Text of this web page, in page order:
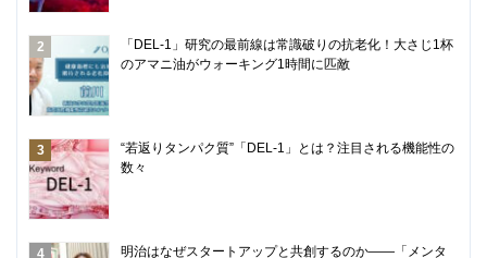
「DEL-1」研究の最前線は常識破りの抗老化！大さじ1杯
のアマニ油がウォーキング1時間に匹敵
“若返りタンパク質”「DEL-1」とは？注目される機能性の
数々
明治はなぜスタートアップと共創するのか――「メンタ